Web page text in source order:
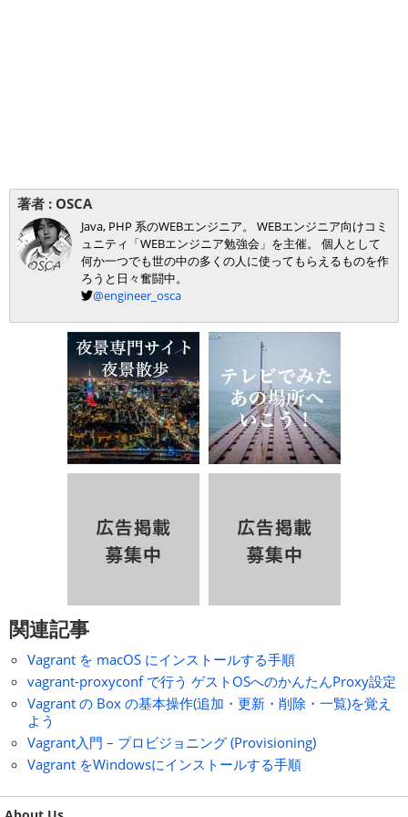
著者 : OSCA
Java, PHP 系のWEBエンジニア。 WEBエンジニア向けコミ
ュニティ「WEBエンジニア勉強会」を主催。 個人として
何か一つでも世の中の多くの人に使ってもらえるものを作
ろうと日々奮闘中。
@engineer_osca
関連記事
Vagrant を macOS にインストールする手順
vagrant-proxyconf で行う ゲストOSへのかんたんProxy設定
Vagrant の Box の基本操作(追加・更新・削除・一覧)を覚え
よう
Vagrant入門 – プロビジョニング (Provisioning)
Vagrant をWindowsにインストールする手順